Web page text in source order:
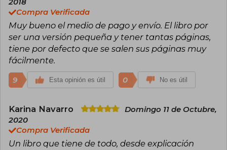
2018
Compra Verificada
Muy bueno el medio de pago y envío. El libro por
ser una versión pequeña y tener tantas páginas,
tiene por defecto que se salen sus páginas muy
fácilmente.
9 Esta opinión es útil 0 No es útil
Karina Navarro
Domingo 11 de Octubre,
2020
Compra Verificada
Un libro que tiene de todo, desde explicación